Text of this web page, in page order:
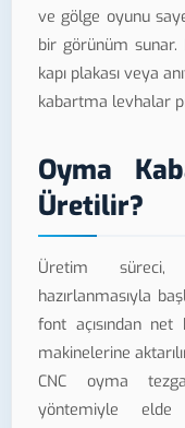
ve gölge oyunu
bir görünüm sunar.
kapı plakası veya
kabartma levhalar
Oyma
Üretilir?
Üretim süreci,
hazırlanmasıyla
font açısından
makinelerine
CNC oyma
yöntemiyle